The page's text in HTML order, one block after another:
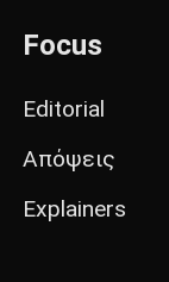
Focus
Editorial
Απόψεις
Explainers